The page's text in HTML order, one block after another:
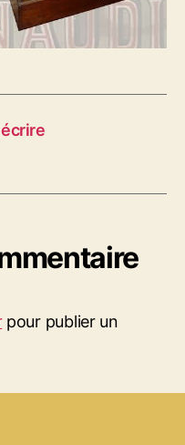
pour publier un